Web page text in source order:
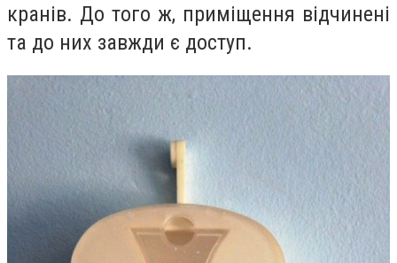
кранів. До того ж, приміщення відчинені
та до них завжди є доступ.